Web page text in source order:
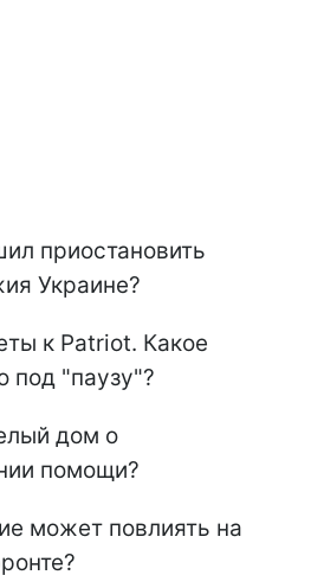
приостановить
Украине?
к Patriot. Какое
под "паузу"?
дом о
помощи?
может повлиять на